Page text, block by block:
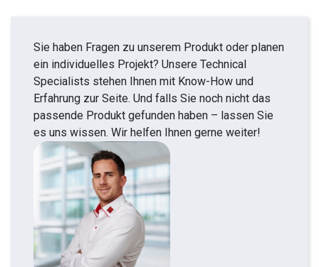
Sie haben Fragen zu unserem Produkt oder planen
ein individuelles Projekt? Unsere Technical
Specialists stehen Ihnen mit Know-How und
Erfahrung zur Seite. Und falls Sie noch nicht das
passende Produkt gefunden haben – lassen Sie
es uns wissen. Wir helfen Ihnen gerne weiter!